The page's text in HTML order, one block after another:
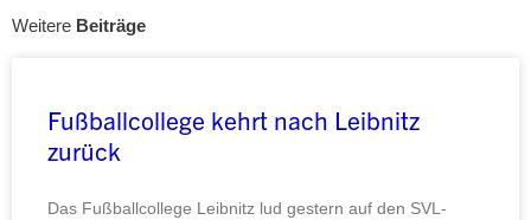
Weitere Beiträge
Fußballcollege kehrt nach Leibnitz
zurück
Das Fußballcollege Leibnitz lud gestern auf den SVL-